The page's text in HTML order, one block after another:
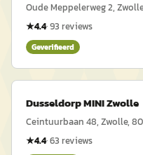
Oude Meppelerweg 2,
★4.4·93 reviews
Geverifieerd
Dusseldorp MINI Zwolle
Ceintuurbaan 48, Zwolle,
★4.4·63 reviews